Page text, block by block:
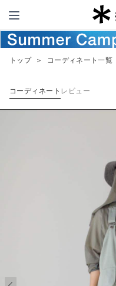
トップ ＞ コーディネート一覧
コーディネート レビュー